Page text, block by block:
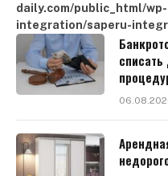
daily.com/public_html/
integration/saperu-